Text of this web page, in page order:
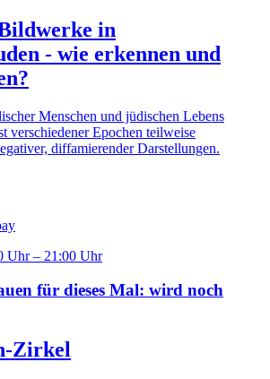
in
- wie erkennen und
Menschen und jüdischen Lebens
verschiedener Epochen teilweise
diffamierender Darstellungen.
Uhr – 21:00 Uhr
für dieses Mal: wird noch
Zirkel